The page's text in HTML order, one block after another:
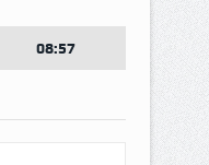
08:57